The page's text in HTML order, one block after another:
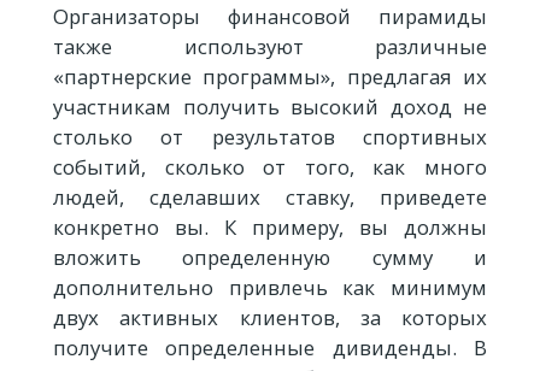
Организаторы финансовой пирамиды
также используют различные
«партнерские программы», предлагая их
участникам получить высокий доход не
столько от результатов спортивных
событий, сколько от того, как много
людей, сделавших ставку, приведете
конкретно вы. К примеру, вы должны
вложить определенную сумму и
дополнительно привлечь как минимум
двух активных клиентов, за которых
получите определенные дивиденды. В